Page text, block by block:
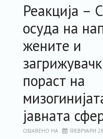
Реакција –
осуда на
жените и
пораст на
јавната
ОБЈАВЕНО НА ФЕВРУАРИ